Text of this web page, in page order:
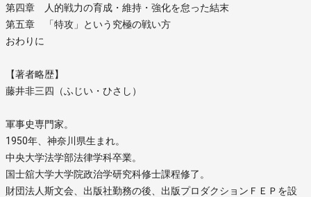
第四章 人的戦力の育成・維持・強化を怠った結末
第五章 「特攻」という究極の戦い方
おわりに
【著者略歴】
藤井非三四（ふじい・ひさし）
軍事史専門家。
1950年、神奈川県生まれ。
中央大学法学部法律学科卒業。
国士舘大学大学院政治学研究科修士課程修了。
財団法人斯文会、出版社勤務の後、出版プロダクションＦＥＰを設